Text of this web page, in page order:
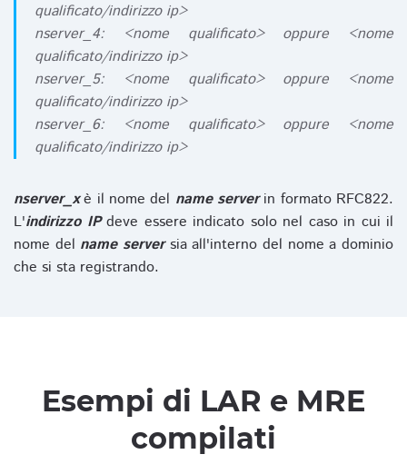
qualificato/indirizzo ip>
nserver_4: <nome qualificato> oppure <nome
qualificato/indirizzo ip>
nserver_5: <nome qualificato> oppure <nome
qualificato/indirizzo ip>
nserver_6: <nome qualificato> oppure <nome
qualificato/indirizzo ip>
nserver_xè il nome del name serverin formato RFC822.
L'indirizzo IPdeve essere indicato solo nel caso in cui il
nome del name serversia all'interno del nome a dominio
che si sta registrando.
Esempi di LAR e MRE
compilati